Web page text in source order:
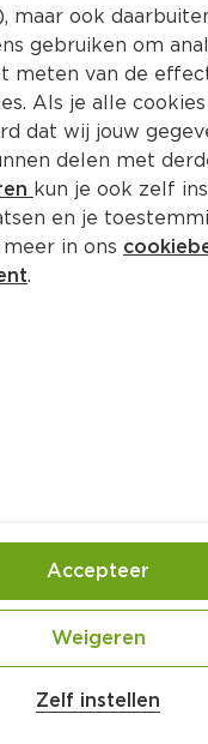
Kan sporen
mosterd.
maar ook
gebruiken om
meten van de
Als je alle
dat wij jouw
delen met
kun je ook zelf
en je
in ons
.
Zelf instellen
Weigeren
Accepteer